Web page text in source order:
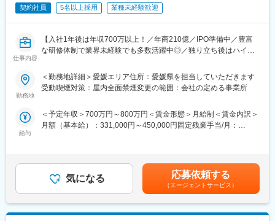
契約社員 5名以上採用 業種未経験歓迎
仕事内容
【入社1年後は年収700万以上！／年商210億／IPO準備中／豊富
な研修体制で業界未経験でも多数活躍中◎／独り立ち後はハイブ
重度障害のある方や高齢者の方等に医療的ケアサービスを行う訪
ジャー候補を募集します。
★下記インタビューをぜひご覧ください！
・部門の運営、売上管理
・営業活動
・サービス提供管理・保守
・ご利用者様やご家族へのヒアリング、サービス設計・立上げ
・ケアマネージャーや医療機関、福祉事業所、行政等との調整
勤務地
＜勤務地詳細＞愛媛エリア住所：愛媛県を担当していただきます
受動喫煙対策：屋内全面禁煙変更の範囲：会社の定める事業所
給与
＜予定年収＞700万円～800万円＜賃金形態＞月給制＜賃金内訳＞
月額（基本給）：331,000円～450,000円固定残業手当/月：
有■賞与：年2回※前職給与を考慮※経験・スキル・スタートポジシ
ョンにおいて異なる※評価により昇格・昇給あり※エリアにより地
域加算手当分が異なる※時間外手当は別途全額支給賃金はあくまで
も目安の金額であり、選考を通じて上下する可能性があります。
月給(月額)は固定手当を含めた表記です。
気になる 応募依頼する
（エージェントサービス）